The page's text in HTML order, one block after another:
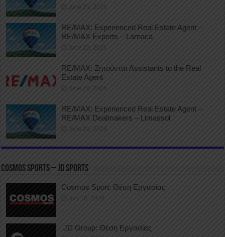
June 29, 2026
RE/MAX: Experienced Real Estate Agent –
RE/MAX Experts – Larnaca
June 29, 2026
RE/MAX: Ζητούνται Assistants to the Real
Estate Agent
June 29, 2026
RE/MAX: Experienced Real Estate Agent –
RE/MAX Dealmakers – Limassol
June 29, 2026
COSMOS SPORTS – JD SPORTS
Cosmos Sport: Θέση Εργασίας
July 10, 2026
JD Group: Θέση Εργασίας